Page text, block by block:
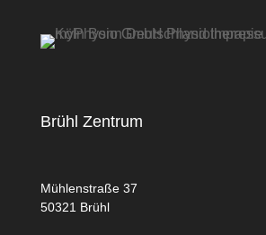
Brühl Zentrum
Mühlenstraße 37
50321 Brühl